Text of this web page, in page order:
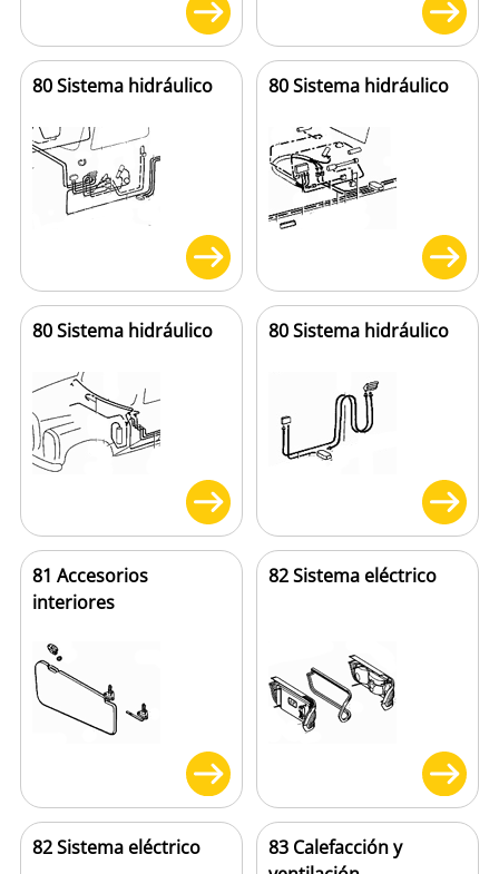
80 Sistema hidráulico 80 Sistema hidráulico
80 Sistema hidráulico 80 Sistema hidráulico
81 Accesorios
interiores
82 Sistema eléctrico
82 Sistema eléctrico
83 Calefacción y